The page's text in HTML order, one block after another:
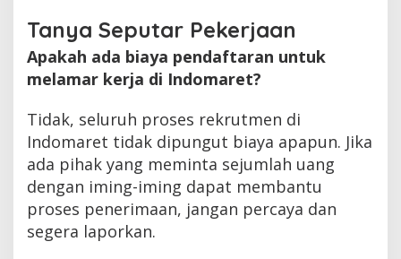
Tanya Seputar Pekerjaan
Apakah ada biaya pendaftaran untuk
melamar kerja di Indomaret?
Tidak, seluruh proses rekrutmen di
Indomaret tidak dipungut biaya apapun. Jika
ada pihak yang meminta sejumlah uang
dengan iming-iming dapat membantu
proses penerimaan, jangan percaya dan
segera laporkan.